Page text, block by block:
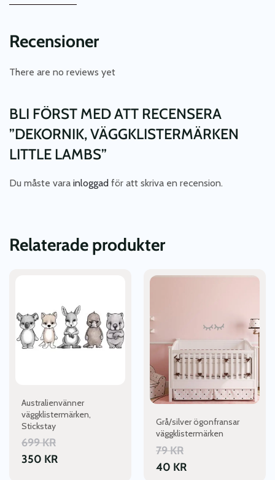
Recensioner
There are no reviews yet
BLI FÖRST MED ATT RECENSERA
”DEKORNIK, VÄGGKLISTERMÄRKEN
LITTLE LAMBS”
Du måste vara inloggad för att skriva en recension.
Relaterade produkter
Australienvänner
väggklistermärken,
Stickstay
699KR
350 KR
Grå/silver ögonfransar
väggklistermärken
79KR
40 KR